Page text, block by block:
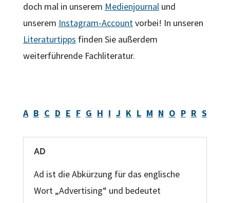
doch mal in unserem Medienjournalund
unserem Instagram-Accountvorbei! In unseren
Literaturtipps finden Sie außerdem
weiterführende Fachliteratur.
A B C D E F G H I J K L M N O P R S
AD
Ad ist die Abkürzung für das englische
Wort „Advertising“ und bedeutet